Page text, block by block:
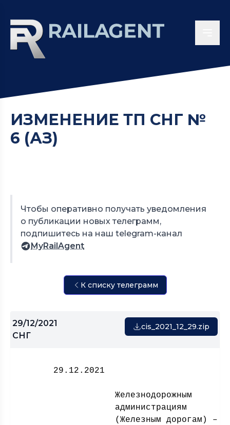
ИЗМЕНЕНИЕ ТП СНГ №
6 (АЗ)
Чтобы оперативно получать уведомления
о публикации новых телеграмм,
подпишитесь на наш telegram-канал
MyRailAgent
К списку телеграмм
29/12/2021
СНГ
cis_2021_12_29.zip
Железнодорожным
администрациям
(Железным дорогам) –